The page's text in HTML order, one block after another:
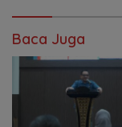
Baca Juga